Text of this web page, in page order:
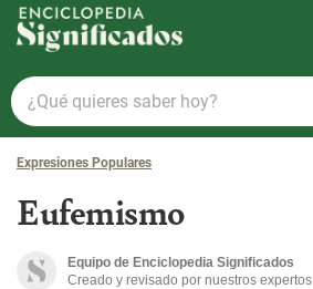
Enciclopedia Significados
¿Qué
quieres
saber
hoy?
Expresiones Populares
Eufemismo
Equipo de Enciclopedia Significados
Creado y revisado por nuestros expertos